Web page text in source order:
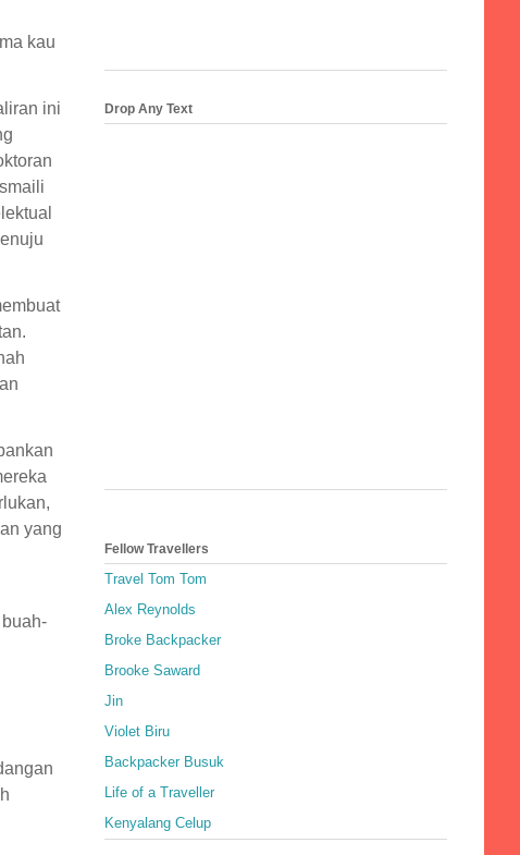
kau
ini
yang
Drop Any Text
Fellow Travellers
Travel Tom Tom
Alex Reynolds
Broke Backpacker
Brooke Saward
Jin
Violet Biru
Backpacker Busuk
Life of a Traveller
Kenyalang Celup